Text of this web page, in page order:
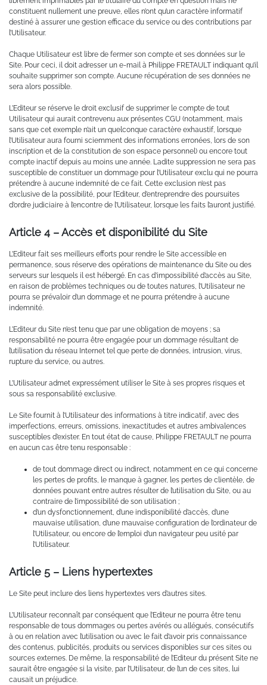
constituent nullement une preuve, elles n’ont qu’un caractère informatif
destiné à assurer une gestion efficace du service ou des contributions par
l’Utilisateur.
Chaque Utilisateur est libre de fermer son compte et ses données sur le
Site. Pour ceci, il doit adresser un e-mail à Philippe FRETAULT indiquant qu’il
souhaite supprimer son compte. Aucune récupération de ses données ne
sera alors possible.
L’Editeur se réserve le droit exclusif de supprimer le compte de tout
Utilisateur qui aurait contrevenu aux présentes CGU (notamment, mais
sans que cet exemple n’ait un quelconque caractère exhaustif, lorsque
l’Utilisateur aura fourni sciemment des informations erronées, lors de son
inscription et de la constitution de son espace personnel) ou encore tout
compte inactif depuis au moins une année. Ladite suppression ne sera pas
susceptible de constituer un dommage pour l’Utilisateur exclu qui ne pourra
prétendre à aucune indemnité de ce fait. Cette exclusion n’est pas
exclusive de la possibilité, pour l’Editeur, d’entreprendre des poursuites
d’ordre judiciaire à l’encontre de l’Utilisateur, lorsque les faits l’auront justifié.
Article 4 – Accès et disponibilité du Site
L’Editeur fait ses meilleurs efforts pour rendre le Site accessible en
permanence, sous réserve des opérations de maintenance du Site ou des
serveurs sur lesquels il est hébergé. En cas d’impossibilité d’accès au Site,
en raison de problèmes techniques ou de toutes natures, l’Utilisateur ne
pourra se prévaloir d’un dommage et ne pourra prétendre à aucune
indemnité.
L’Editeur du Site n’est tenu que par une obligation de moyens ; sa
responsabilité ne pourra être engagée pour un dommage résultant de
l’utilisation du réseau Internet tel que perte de données, intrusion, virus,
rupture du service, ou autres.
L’Utilisateur admet expressément utiliser le Site à ses propres risques et
sous sa responsabilité exclusive.
Le Site fournit à l’Utilisateur des informations à titre indicatif, avec des
imperfections, erreurs, omissions, inexactitudes et autres ambivalences
susceptibles d’exister. En tout état de cause, Philippe FRETAULT ne pourra
en aucun cas être tenu responsable :
de tout dommage direct ou indirect, notamment en ce qui concerne
les pertes de profits, le manque à gagner, les pertes de clientèle, de
données pouvant entre autres résulter de l’utilisation du Site, ou au
contraire de l’impossibilité de son utilisation ;
d’un dysfonctionnement, d’une indisponibilité d’accès, d’une
mauvaise utilisation, d’une mauvaise configuration de l’ordinateur de
l’Utilisateur, ou encore de l’emploi d’un navigateur peu usité par
l’Utilisateur.
Article 5 – Liens hypertextes
Le Site peut inclure des liens hypertextes vers d’autres sites.
L’Utilisateur reconnaît par conséquent que l’Editeur ne pourra être tenu
responsable de tous dommages ou pertes avérés ou allégués, consécutifs
à ou en relation avec l’utilisation ou avec le fait d’avoir pris connaissance
des contenus, publicités, produits ou services disponibles sur ces sites ou
sources externes. De même, la responsabilité de l’Editeur du présent Site ne
saurait être engagée si la visite, par l’Utilisateur, de l’un de ces sites, lui
causait un préjudice.